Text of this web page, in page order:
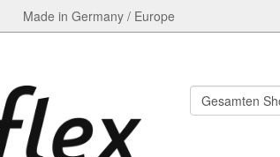
Made in Germany / Europe